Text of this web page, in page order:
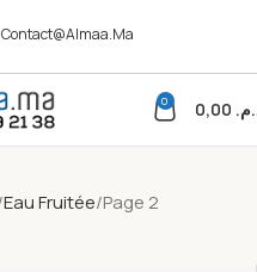
Contact@almaa.ma
0
Eau Fruitée Page 2